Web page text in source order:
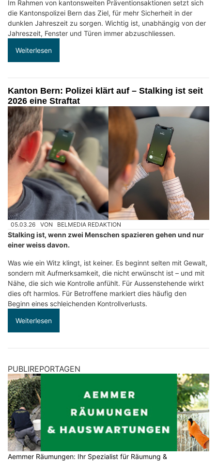
Im Rahmen von kantonsweiten Präventionsaktionen setzt sich
die Kantonspolizei Bern das Ziel, für mehr Sicherheit in der
dunklen Jahreszeit zu sorgen. Wichtig ist, unabhängig von der
Jahreszeit, Fenster und Türen immer abzuschliessen.
Weiterlesen
Kanton Bern: Polizei klärt auf – Stalking ist seit
2026 eine Straftat
05.03.26 VON BELMEDIA REDAKTION
Stalking ist, wenn zwei Menschen spazieren gehen und nur
einer weiss davon.
Was wie ein Witz klingt, ist keiner. Es beginnt selten mit Gewalt,
sondern mit Aufmerksamkeit, die nicht erwünscht ist – und mit
Nähe, die sich wie Kontrolle anfühlt. Für Aussenstehende wirkt
dies oft harmlos. Für Betroffene markiert dies häufig den
Beginn eines schleichenden Kontrollverlusts.
Weiterlesen
PUBLIREPORTAGEN
Aemmer Räumungen: Ihr Spezialist für Räumung &